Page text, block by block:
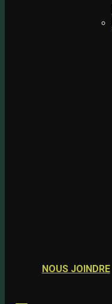
NOUS JOINDRE